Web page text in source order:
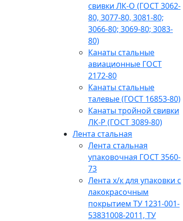
свивки ЛК-О (ГОСТ 3062-
80, 3077-80, 3081-80;
3066-80; 3069-80; 3083-
80)
Канаты стальные
авиационные ГОСТ
2172-80
Канаты стальные
талевые (ГОСТ 16853-80)
Канаты тройной свивки
ЛК-Р (ГОСТ 3089-80)
Лента стальная
Лента стальная
упаковочная ГОСТ 3560-
73
Лента х/к для упаковки с
лакокрасочным
покрытием ТУ 1231-001-
53831008-2011, ТУ